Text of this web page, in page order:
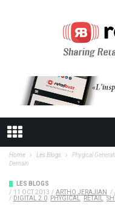
Home Les Blogs
Phygical
Demain
LES BLOGS
/ 11 OCT 2013 / ARTHO JERAJIAN /
/ DIGITAL 2.0 PHYGICAL RETAIL